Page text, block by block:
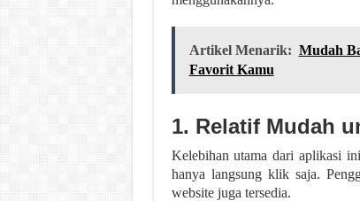
Artikel Menarik: Mudah
Favorit Kamu
1. Relatif Mudah
Kelebihan utama dari aplikasi
hanya langsung klik saja.
website juga tersedia.